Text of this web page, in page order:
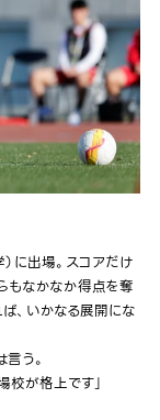
に出場。スコアだけ
もなかなか得点を奪
、いかなる展開にな
う。
校が格上です」